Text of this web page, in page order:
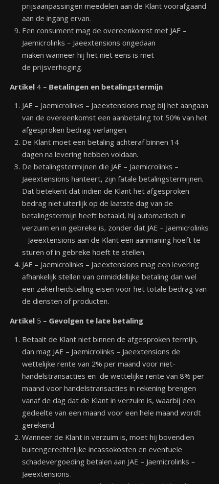
prijsaanpassingen meedelen aan de Klant voorafgaand
aan de ingang ervan.
Een consument mag de overeenkomst met JAE –
Jaemicrolinks – Jaeextensions ongedaan
maken wanneer hij het niet eens is met
de prijsverhoging.
Artikel 4 – Betalingen en betalingstermijn
JAE – Jaemicrolinks – Jaeextensions mag bij het aangaan
van de overeenkomst een aanbetaling tot 50% van het
afgesproken bedrag verlangen.
De Klant moet een betaling achteraf binnen 14
dagen na levering hebben voldaan.
De betalingstermijnen die JAE – Jaemicrolinks –
Jaeextensions hanteert, zijn fatale betalingstermijnen.
Dat betekent dat indien de Klant het afgesproken
bedrag niet uiterlijk op de laatste dag van de
betalingstermijn heeft betaald, hij automatisch in
verzuim en in gebreke is, zonder dat JAE – Jaemicrolinks
– Jaeextensions aan de Klant een aanmaning hoeft te
sturen of in gebreke hoeft te stellen.
JAE – Jaemicrolinks – Jaeextensions mag een levering
afhankelijk stellen van onmiddellijke betaling dan wel
een zekerheidstelling eisen voor het totale bedrag van
de diensten of producten.
Artikel 5 – Gevolgen te late betaling
Betaalt de Klant niet binnen de afgesproken termijn,
dan mag JAE – Jaemicrolinks – Jaeextensions de
wettelijke rente van 2% per maand voor niet-
handelstransacties en de wettelijke rente van 8% per
maand voor handelstransacties in rekening brengen
vanaf de dag dat de Klant in verzuim is, waarbij een
gedeelte van een maand voor een hele maand wordt
gerekend.
Wanneer de Klant in verzuim is, moet hij bovendien
buitengerechtelijke incassokosten en eventuele
schadevergoeding betalen aan JAE – Jaemicrolinks –
Jaeextensions.